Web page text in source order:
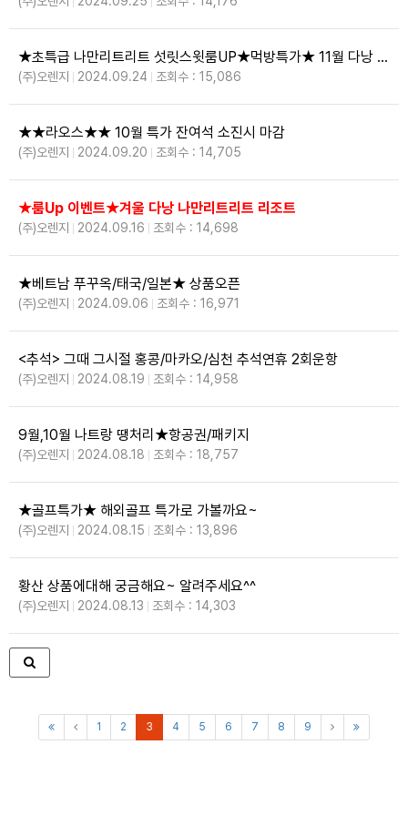
★초특급 나만리트리트 섯릿스윗룸UP★먹방특가★ 11월 다낭 먹방 특가 프로모션 #치맥
(주)오렌지 2024.09.24 조회수 : 15,086
★★라오스★★ 10월 특가 잔여석 소진시 마감
(주)오렌지 2024.09.20 조회수 : 14,705
★룸Up 이벤트★겨울 다낭 나만리트리트 리조트
(주)오렌지 2024.09.16 조회수 : 14,698
★베트남 푸꾸옥/태국/일본★ 상품오픈
(주)오렌지 2024.09.06 조회수 : 16,971
<추석> 그때 그시절 홍콩/마카오/심천 추석연휴 2회운항
(주)오렌지 2024.08.19 조회수 : 14,958
9월,10월 나트랑 땡처리★항공권/패키지
(주)오렌지 2024.08.18 조회수 : 18,757
★골프특가★ 해외골프 특가로 가볼까요~
(주)오렌지 2024.08.15 조회수 : 13,896
황산 상품에대해 궁금해요~ 알려주세요^^
(주)오렌지 2024.08.13 조회수 : 14,303
1 2 3 4 5 6 7 8 9